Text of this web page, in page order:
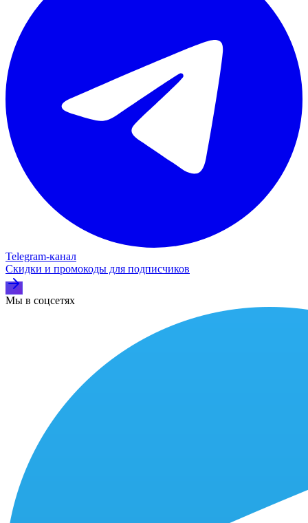
Telegram‑канал
Скидки и промокоды для подписчиков
Мы в соцсетях